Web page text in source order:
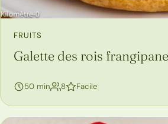
FRUITS
Galette des rois
50 min 8personnes
Facile